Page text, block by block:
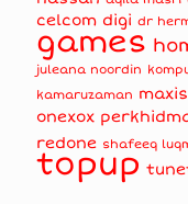
celcom digi dr
games
juleana noordin
kamaruzaman maxis
onexox
redone shafeeq
topup